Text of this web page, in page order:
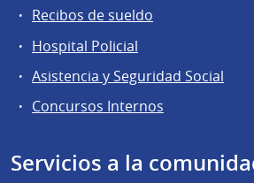
Recibos de sueldo
Hospital Policial
Asistencia y Seguridad Social
Concursos Internos
Servicios a la